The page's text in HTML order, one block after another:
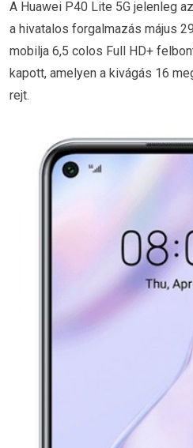
A Huawei P40 Lite 5G jelenleg
a hivatalos forgalmazás május
mobilja 6,5 colos Full HD+
kapott, amelyen a kivágás 16
rejt.